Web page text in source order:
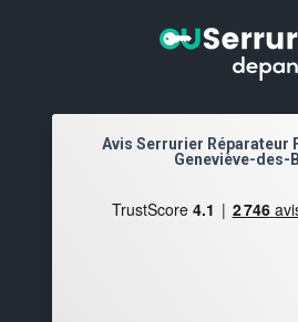
Avis Serrurier Réparateur
Geneviève-des-